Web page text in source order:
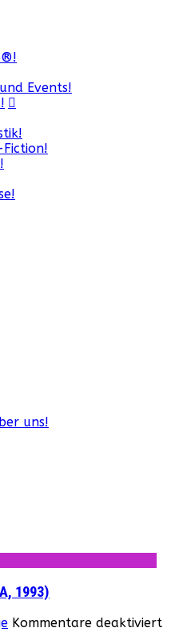
Events!
Fiction!
uns!
1993)
Kommentare deaktiviertfür